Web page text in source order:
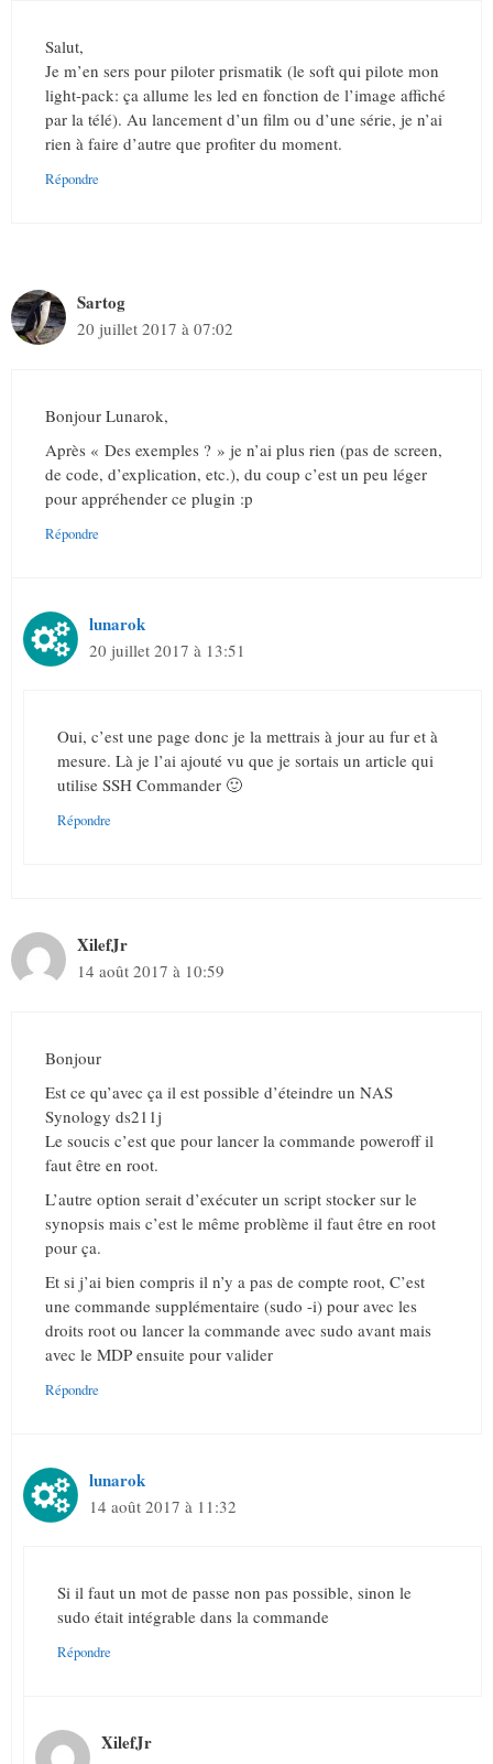
Salut,
Je m’en sers pour piloter prismatik (le soft qui pilote mon
light-pack: ça allume les led en fonction de l’image affiché
par la télé). Au lancement d’un film ou d’une série, je n’ai
rien à faire d’autre que profiter du moment.
Répondre
Sartog
20 juillet 2017 à 07:02
Bonjour Lunarok,
Après « Des exemples ? » je n’ai plus rien (pas de screen,
de code, d’explication, etc.), du coup c’est un peu léger
pour appréhender ce plugin :p
Répondre
lunarok
20 juillet 2017 à 13:51
Oui, c’est une page donc je la mettrais à jour au fur et à
mesure. Là je l’ai ajouté vu que je sortais un article qui
utilise SSH Commander 🙂
Répondre
XilefJr
14 août 2017 à 10:59
Bonjour
Est ce qu’avec ça il est possible d’éteindre un NAS
Synology ds211j
Le soucis c’est que pour lancer la commande poweroff il
faut être en root.
L’autre option serait d’exécuter un script stocker sur le
synopsis mais c’est le même problème il faut être en root
pour ça.
Et si j’ai bien compris il n’y a pas de compte root, C’est
une commande supplémentaire (sudo -i) pour avec les
droits root ou lancer la commande avec sudo avant mais
avec le MDP ensuite pour valider
Répondre
lunarok
14 août 2017 à 11:32
Si il faut un mot de passe non pas possible, sinon le
sudo était intégrable dans la commande
Répondre
XilefJr